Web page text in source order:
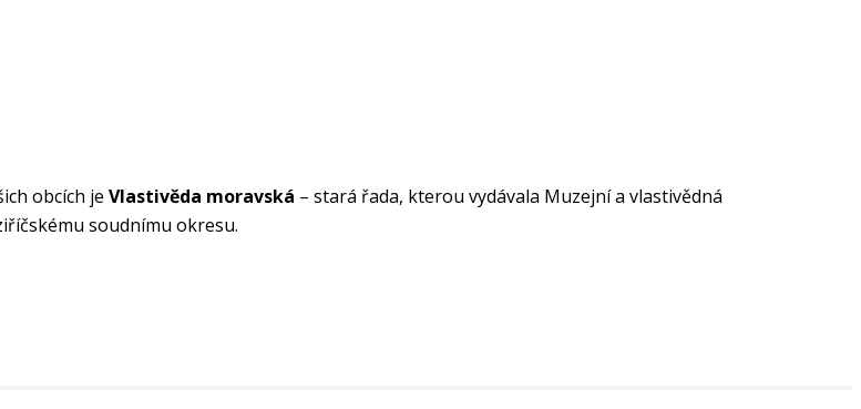
obcích je Vlastivěda moravská – stará řada, kterou vydávala Muzejní a vlastivědná
soudnímu okresu.